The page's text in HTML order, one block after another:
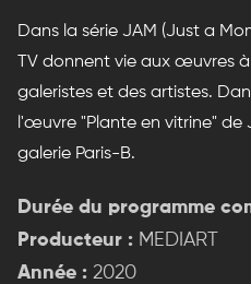
Dans la série JAM (Just a
TV donnent vie aux œuvres
galeristes et des artistes.
l'œuvre "Plante en vitrine" de
galerie Paris-B.
Durée du programme
Producteur : MEDIART
Année : 2020